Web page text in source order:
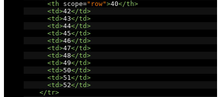
<th
scope="row">40</th>
<td>42</td>
<td>43</td>
<td>44</td>
<td>45</td>
<td>46</td>
<td>47</td>
<td>48</td>
<td>49</td>
<td>50</td>
<td>51</td>
<td>52</td>
</tr>